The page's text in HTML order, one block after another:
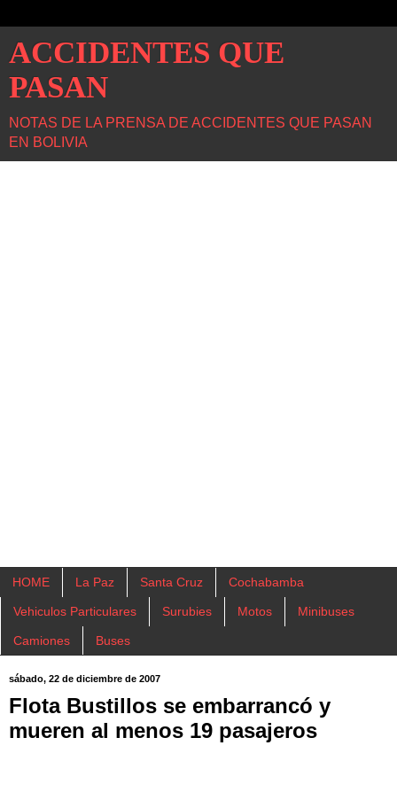
ACCIDENTES QUE
PASAN
NOTAS DE LA PRENSA DE ACCIDENTES QUE PASAN
EN BOLIVIA
HOME La Paz Santa Cruz Cochabamba
Vehiculos Particulares Surubies Motos Minibuses
Camiones Buses
sábado, 22 de diciembre de 2007
Flota Bustillos se embarrancó y
mueren al menos 19 pasajeros